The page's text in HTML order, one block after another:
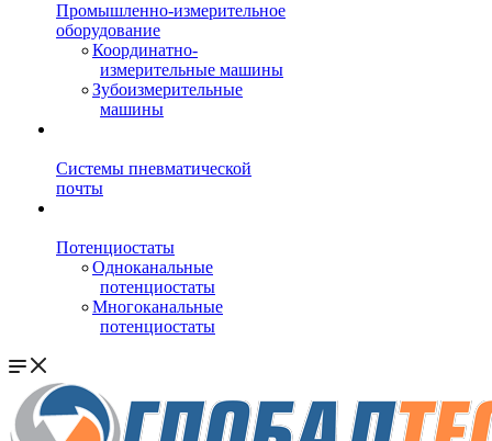
Промышленно-измерительное
оборудование
Координатно-
измерительные машины
Зубоизмерительные
машины
Системы пневматической
почты
Потенциостаты
Одноканальные
потенциостаты
Многоканальные
потенциостаты